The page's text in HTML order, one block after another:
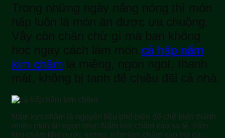
Trong những ngày nắng nóng thì món
hấp luôn là món ăn được ưa chuộng.
Vậy còn chần chừ gì mà bạn không
học ngay cách làm món cá hấp nấm
kim châm lạ miệng, ngon ngọt, thanh
mát, không bị tanh để chiêu đãi cả nhà.
Nấm kim châm là nguyên liệu phổ biến để chế biến thành
nhiều món ăn ngon như: Nấm kim châm xào sa tế, nấm
kim châm kho nước tương, nấm kim châm xào thịt gà,…